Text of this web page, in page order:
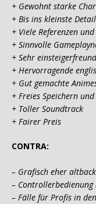
+ Gewohnt starke
+ Bis ins kleinste
+ Viele Referenzen
+ Sinnvolle
+ Sehr
+ Hervorragende
+ Gut gemachte
+ Freies Speichern
+ Toller Soundtrack
+ Fairer Preis
CONTRA:
– Grafisch eher
– Controllerbedienung
– Fälle für Profis in